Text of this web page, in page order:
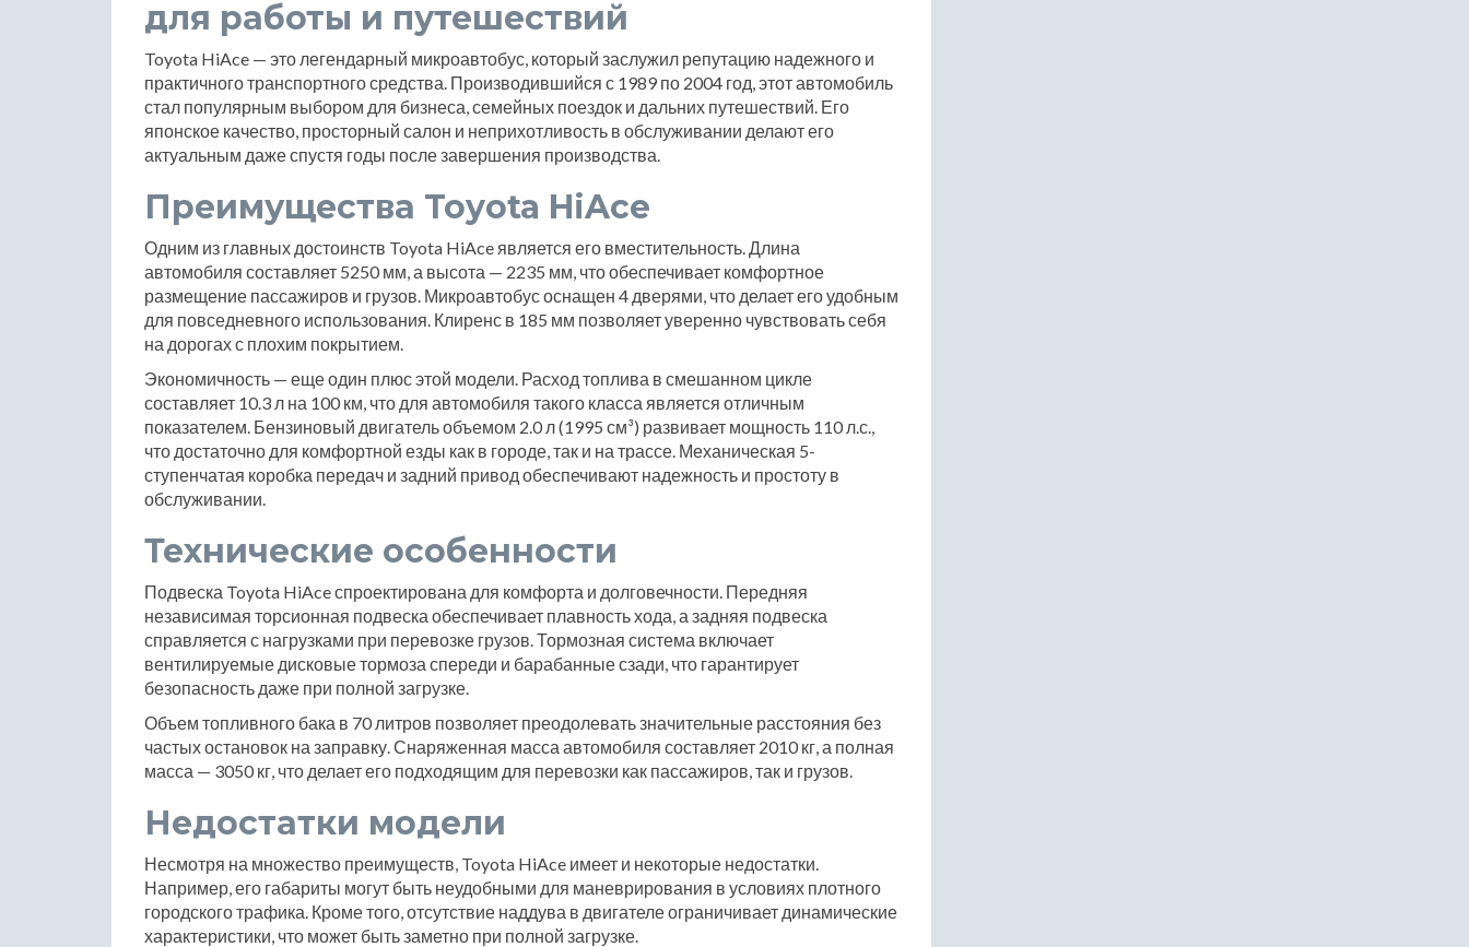
для работы и путешествий
Toyota HiAce — это легендарный микроавтобус, который заслужил репутацию надежного и
практичного транспортного средства. Производившийся с 1989 по 2004 год, этот автомобиль
стал популярным выбором для бизнеса, семейных поездок и дальних путешествий. Его
японское качество, просторный салон и неприхотливость в обслуживании делают его
актуальным даже спустя годы после завершения производства.
Преимущества Toyota HiAce
Одним из главных достоинств Toyota HiAce является его вместительность. Длина
автомобиля составляет 5250 мм, а высота — 2235 мм, что обеспечивает комфортное
размещение пассажиров и грузов. Микроавтобус оснащен 4 дверями, что делает его удобным
для повседневного использования. Клиренс в 185 мм позволяет уверенно чувствовать себя
на дорогах с плохим покрытием.
Экономичность — еще один плюс этой модели. Расход топлива в смешанном цикле
составляет 10.3 л на 100 км, что для автомобиля такого класса является отличным
показателем. Бензиновый двигатель объемом 2.0 л (1995 см³) развивает мощность 110 л.с.,
что достаточно для комфортной езды как в городе, так и на трассе. Механическая 5-
ступенчатая коробка передач и задний привод обеспечивают надежность и простоту в
обслуживании.
Технические особенности
Подвеска Toyota HiAce спроектирована для комфорта и долговечности. Передняя
независимая торсионная подвеска обеспечивает плавность хода, а задняя подвеска
справляется с нагрузками при перевозке грузов. Тормозная система включает
вентилируемые дисковые тормоза спереди и барабанные сзади, что гарантирует
безопасность даже при полной загрузке.
Объем топливного бака в 70 литров позволяет преодолевать значительные расстояния без
частых остановок на заправку. Снаряженная масса автомобиля составляет 2010 кг, а полная
масса — 3050 кг, что делает его подходящим для перевозки как пассажиров, так и грузов.
Недостатки модели
Несмотря на множество преимуществ, Toyota HiAce имеет и некоторые недостатки.
Например, его габариты могут быть неудобными для маневрирования в условиях плотного
городского трафика. Кроме того, отсутствие наддува в двигателе ограничивает динамические
характеристики, что может быть заметно при полной загрузке.